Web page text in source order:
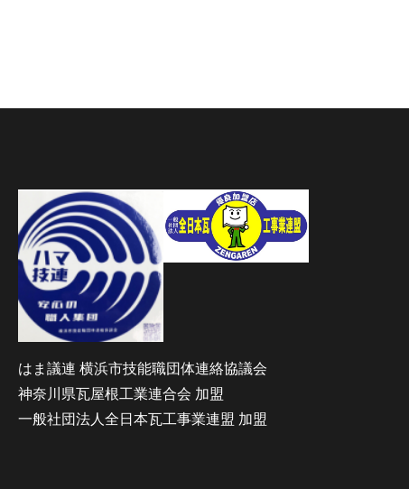
はま議連 横浜市技能職団体連絡協議会
神奈川県瓦屋根工業連合会 加盟
一般社団法人全日本瓦工事業連盟 加盟